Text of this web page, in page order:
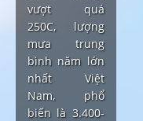
vượt quá
250C, lượng
mưa trung
bình năm lớn
nhất Việt
Nam, phổ
biến là 3.400-